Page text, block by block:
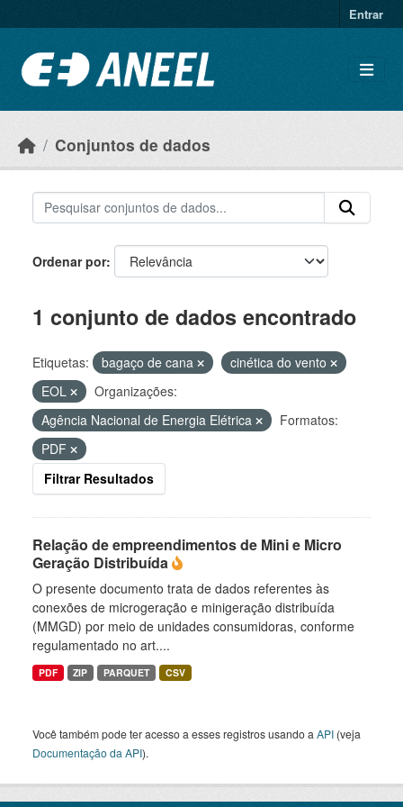
Entrar
Conjuntos de dados
Ordenar por
1 conjunto de dados encontrado
Etiquetas: bagaço de cana
cinética do vento
EOL
Organizações:
Agência Nacional de Energia Elétrica
Formatos:
PDF
Filtrar Resultados
Relação de empreendimentos de Mini e Micro
Geração Distribuída
O presente documento trata de dados referentes às
conexões de microgeração e minigeração distribuída
(MMGD) por meio de unidades consumidoras, conforme
regulamentado no art....
PDF ZIP PARQUET CSV
Você também pode ter acesso a esses registros usando a API (veja
Documentação da API).